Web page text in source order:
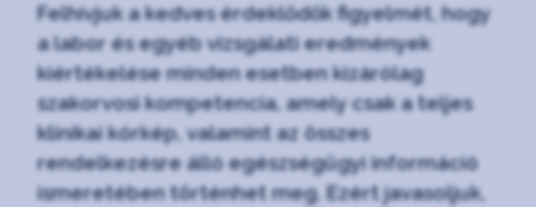
Felhívjuk a kedves érdeklődők figyelmét, hogy
a labor és egyéb vizsgálati eredmények
kiértékelése minden esetben kizárólag
szakorvosi kompetencia, amely csak a teljes
klinikai kórkép, valamint az összes
rendelkezésre álló egészségügyi információ
ismeretében történhet meg. Ezért javasoljuk,